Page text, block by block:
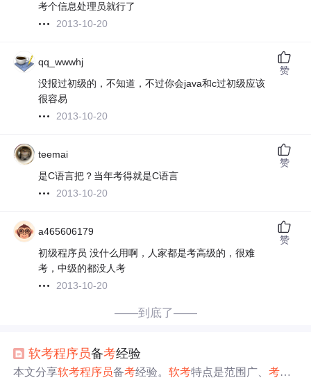
考个信息处理员就行了
2013-10-20
qq_wwwhj
没报过初级的，不知道，不过你会java和c过初级应该
很容易
2013-10-20
赞
teemai
是C语言把？当年考得就是C语言
2013-10-20
赞
a465606179
初级程序员 没什么用啊，人家都是考高级的，很难
考，中级的都没人考
2013-10-20
赞
——到底了——
软考程序员备考经验
本文分享软考程序员备考经验。软考特点是范围广、考查